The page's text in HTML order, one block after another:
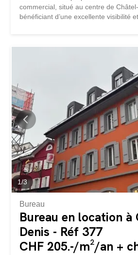
commercial, situé au centre de
bénéficiant d’une excellente visibilité
Disposition : Open space modulable
Les locaux ont été aménagés pour
fitness et disposent actuellement de
douches, ainsi que des vestiaires
et femmes. Un balcon vient
locaux sont loués dans leur état actuel
modifications sont possibles. Locaux
local est entièrement aménageable
gré du preneur. Vous pourrez créer
pour votre activité (bureaux, espace
atelier, cabinet, etc.), en accord avec
vigueur et sous réserve des
1/3
Bureau
Bureau en location à
Denis - Réf 377
CHF 205.-/m²/an +